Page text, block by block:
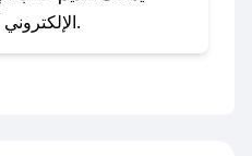
الإلكتروني أو من خلال خدمة العملاء.